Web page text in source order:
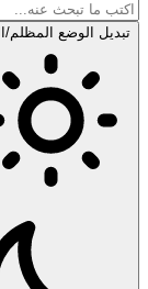
تبديل الوضع المظلم/